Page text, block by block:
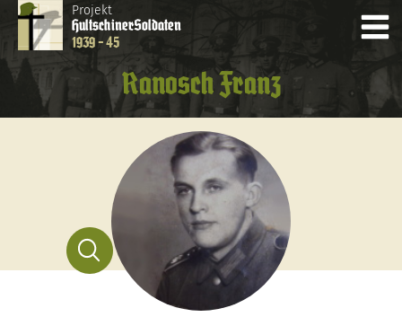
Projekt
HultschinerSoldaten
1939 - 45
Ranosch Franz